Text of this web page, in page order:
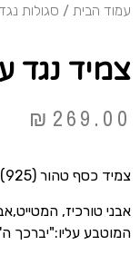
עמוד הבית / סגולות
צמיד נגד
₪ 269.00
צמיד כסף טהור (925) מעוטר בתליונים נגד עין הרע ולמזל טוב.
אבני טורכיז,
המוטבע עליו:"יברכך